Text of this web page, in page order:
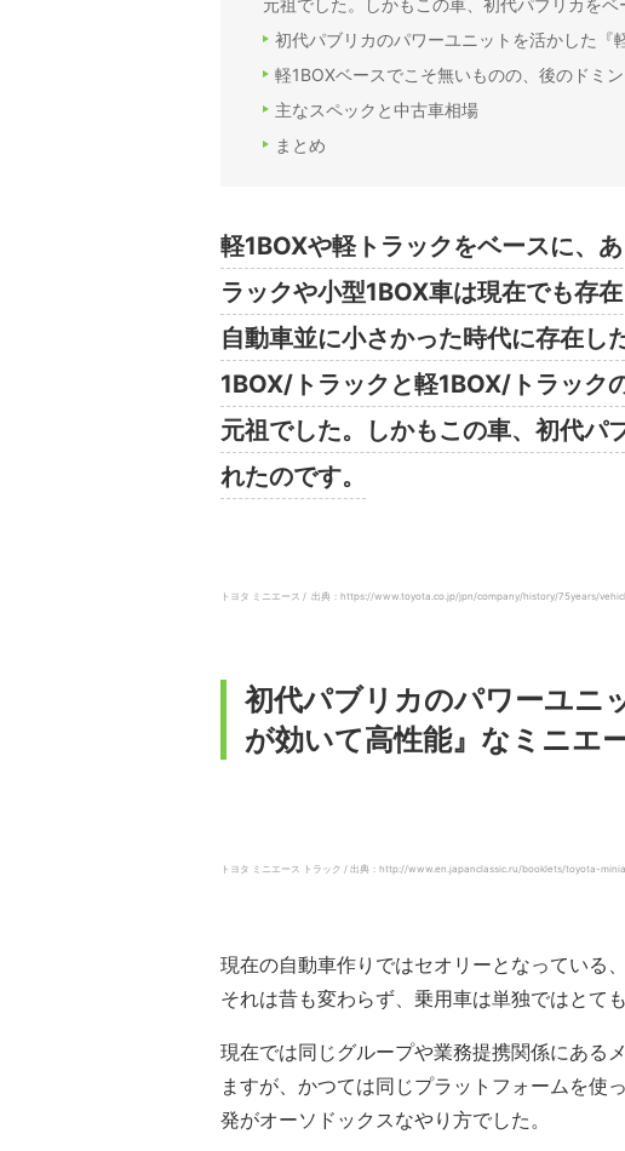
元祖でした。しかもこの車、初代パブリカを
初代パブリカのパワーユニットを活かした『
軽1BOXベースでこそ無いものの、後のドミ
主なスペックと中古車相場
まとめ
軽1BOXや軽トラックをベースに、
ラックや小型1BOX車は現在でも存
自動車並に小さかった時代に存在し
1BOX/トラックと軽1BOX/トラック
元祖でした。しかもこの車、初代
れたのです。
トヨタ ミニエース / 出典：https://www.toyota.co.jp/jpn/company/history/75years/
初代パブリカのパワーユニ
が効いて高性能』なミニエ
トヨタ ミニエース トラック / 出典：http://www.en.japanclassic.ru/booklets/toyota-
現在の自動車作りではセオリーとなっている
それは昔も変わらず、乗用車は単独ではとて
現在では同じグループや業務提携関係にある
ますが、かつては同じプラットフォームを使
発がオーソドックスなやり方でした。